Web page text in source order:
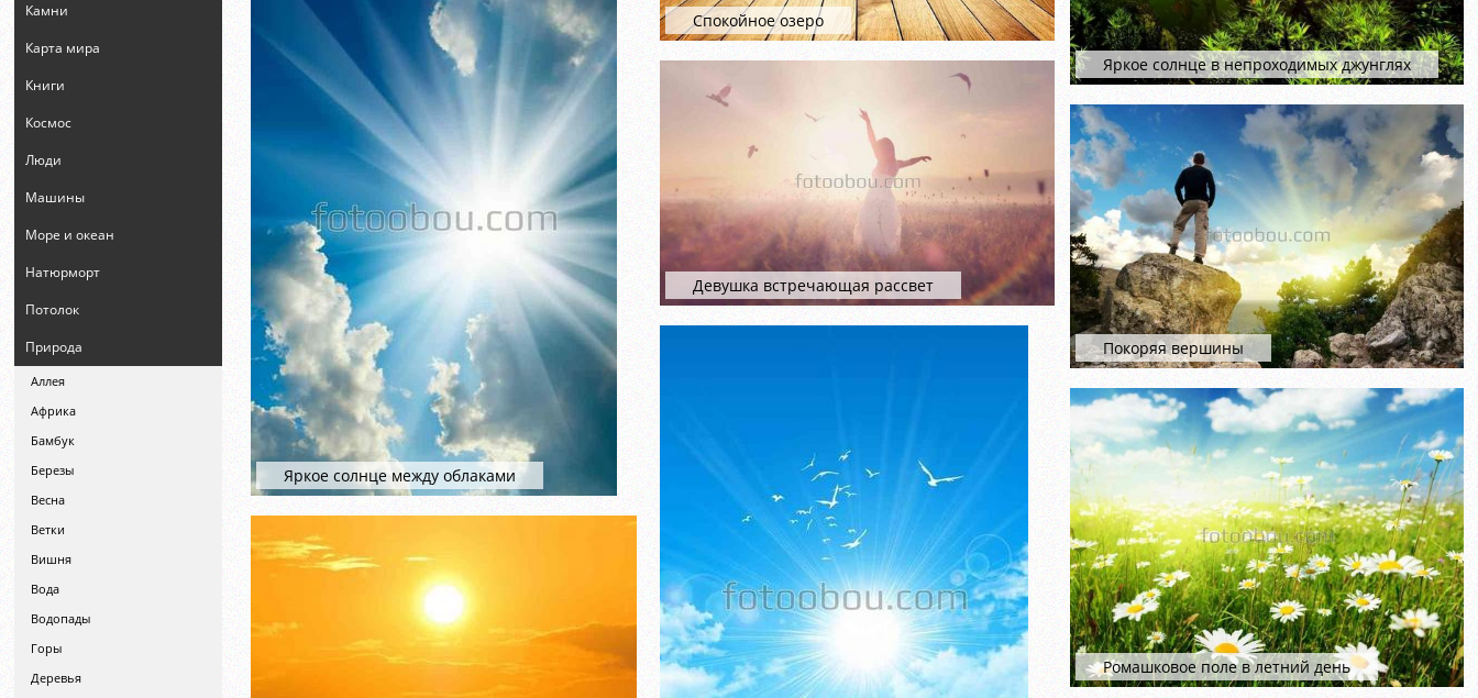
Камни
Карта мира
Книги
Космос
Люди
Машины
Море и океан
Натюрморт
Потолок
Природа
Аллея
Африка
Бамбук
Березы
Весна
Ветки
Вишня
Вода
Водопады
Горы
Деревья
Яркое солнце между облаками
Спокойное озеро
Девушка встречающая рассвет
Яркое солнце в непроходимых джунглях
Покоряя вершины
Ромашковое поле в летний день